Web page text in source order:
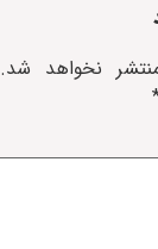
نخواهد شد.